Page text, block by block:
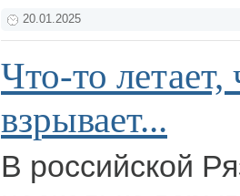
20.01.2025
Что-то летает,
взрывает...
В российской